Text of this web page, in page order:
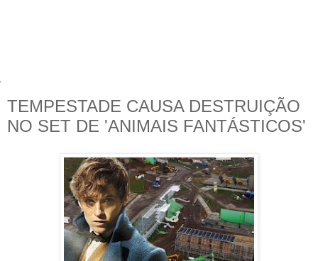
TEMPESTADE CAUSA DESTRUIÇÃO
NO SET DE 'ANIMAIS FANTÁSTICOS'